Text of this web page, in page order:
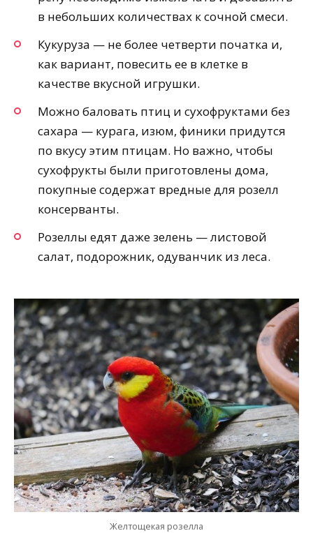
в небольших количествах к сочной смеси.
Кукуруза — не более четверти початка и,
как вариант, повесить ее в клетке в
качестве вкусной игрушки.
Можно баловать птиц и сухофруктами без
сахара — курага, изюм, финики придутся
по вкусу этим птицам. Но важно, чтобы
сухофрукты были приготовлены дома,
покупные содержат вредные для розелл
консерванты.
Розеллы едят даже зелень — листовой
салат, подорожник, одуванчик из леса.
Желтощекая розелла